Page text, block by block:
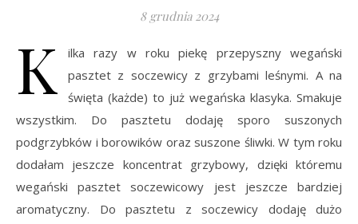
8 grudnia 2024
K
ilka razy w roku piekę przepyszny wegański
pasztet z soczewicy z grzybami leśnymi. A na
święta (każde) to już wegańska klasyka. Smakuje
wszystkim. Do pasztetu dodaję sporo suszonych
podgrzybków i borowików oraz suszone śliwki. W tym roku
dodałam jeszcze koncentrat grzybowy, dzięki któremu
wegański pasztet soczewicowy jest jeszcze bardziej
aromatyczny. Do pasztetu z soczewicy dodaję dużo